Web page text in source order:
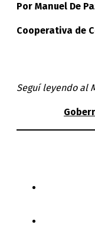
Por Manuel De
Cooperativa de
Seguí leyendo al